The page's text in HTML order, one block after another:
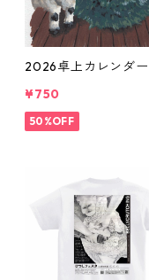
2026卓上カレンダー
¥750
50%OFF